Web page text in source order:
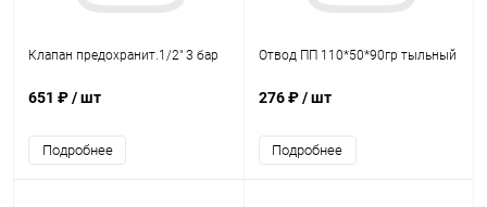
Клапан предохранит.1/2" 3 бар
651 ₽/ шт
Подробнее
Отвод ПП 110*50*90гр тыльный
276 ₽/ шт
Подробнее